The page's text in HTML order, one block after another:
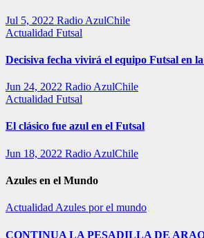
Jul 5, 2022 Radio AzulChile
Actualidad Futsal
Decisiva fecha vivirá el equipo Futsal en
Jun 24, 2022 Radio AzulChile
Actualidad Futsal
El clásico fue azul en el Futsal
Jun 18, 2022 Radio AzulChile
Azules en el Mundo
Actualidad Azules por el mundo
CONTINUA LA PESADILLA DE